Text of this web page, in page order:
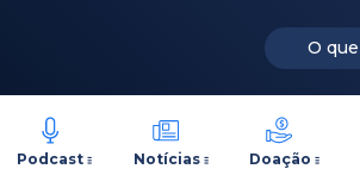
Podcast Notícias Doação